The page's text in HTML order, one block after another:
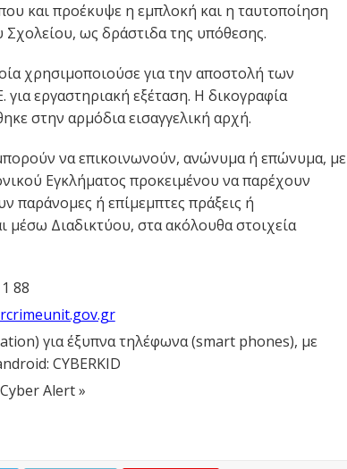
και προέκυψε η εμπλοκή και η ταυτοποίηση
Σχολείου, ως δράστιδα της υπόθεσης.
χρησιμοποιούσε για την αποστολή των
εργαστηριακή εξέταση. Η δικογραφία
στην αρμόδια εισαγγελική αρχή.
μπορούν να επικοινωνούν, ανώνυμα ή επώνυμα, με
Εγκλήματος προκειμένου να παρέχουν
παράνομες ή επίμεμπτες πράξεις ή
μέσω Διαδικτύου, στα ακόλουθα στοιχεία
88
για έξυπνα τηλέφωνα (smart phones), με
CYBERKID
Alert »